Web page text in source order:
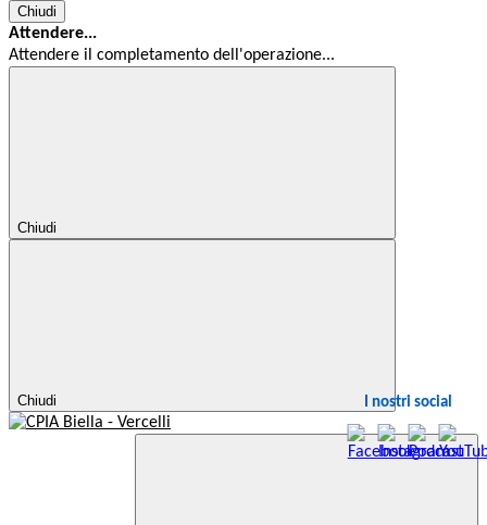
Chiudi
Attendere...
Attendere il completamento dell'operazione...
Chiudi
Chiudi I nostri social